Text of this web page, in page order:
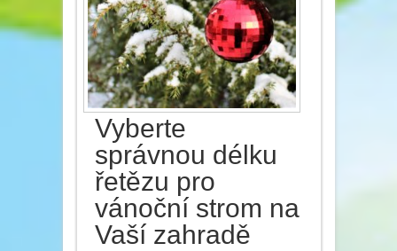
Vyberte
správnou délku
řetězu pro
vánoční strom na
Vaší zahradě